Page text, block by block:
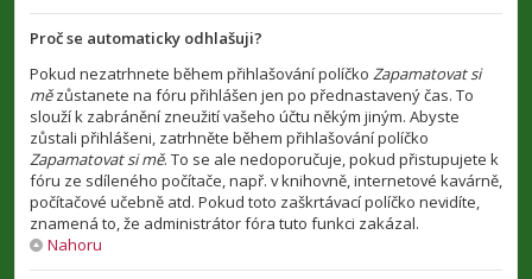
Proč se automaticky odhlašuji?
Pokud nezatrhnete během přihlašování políčko Zapamatovat si
mězůstanete na fóru přihlášen jen po přednastavený čas. To
slouží k zabránění zneužití vašeho účtu někým jiným. Abyste
zůstali přihlášeni, zatrhněte během přihlašování políčko
Zapamatovat si mě. To se ale nedoporučuje, pokud přistupujete k
fóru ze sdíleného počítače, např. v knihovně, internetové kavárně,
počítačové učebně atd. Pokud toto zaškrtávací políčko nevidíte,
znamená to, že administrátor fóra tuto funkci zakázal.
Nahoru